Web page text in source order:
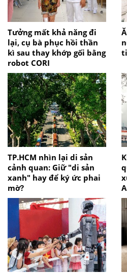
Tưởng mất khả năng đi
lại, cụ bà phục hồi thần
kì sau thay khớp gối bằng
robot CORI
TP.HCM nhìn lại di sản
cảnh quan: Giữ "di sản
xanh" hay để ký ức phai
mờ?